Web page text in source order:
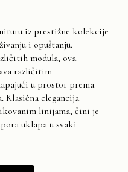
iz prestižne kolekcije
i opuštanju.
modula, ova
različitim
u prostor prema
Klasična elegancija
linijama, čini je
uklapa u svaki